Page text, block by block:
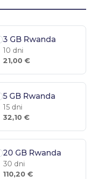
3 GB Rwanda
10 dni
21,00 €
5 GB Rwanda
15 dni
32,10 €
20 GB Rwanda
30 dni
110,20 €